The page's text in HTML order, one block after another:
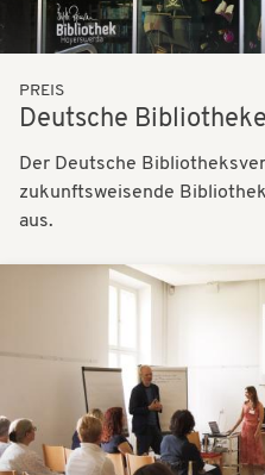
PREIS
Deutsche
Der Deutsche
zukunftsweisende
aus.